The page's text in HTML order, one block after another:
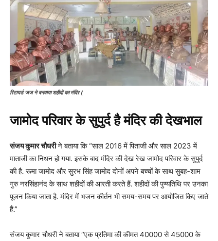
रिटायर्ड जज ने बनवाया शहीदों का मंदिर (
जामोद परिवार के सुपुर्द है मंदिर की देखभाल
संजय कुमार चौधरीने बताया कि “साल 2016 में पिताजी और साल 2023 में
माताजी का निधन हो गया. इसके बाद मंदिर की देख रेख जामोद परिवार के सुपुर्द
की है. रूमा जामोद और सुरभ सिंह जामोद दोनों अपने बच्चों के साथ सुबह-शाम
गुरु नरसिंहानंद के साथ शहीदों की आरती करते हैं. शहीदों की पुण्यतिथि पर उनका
पूजन किया जाता है. मंदिर में भजन कीर्तन भी समय-समय पर आयोजित किए जाते
हैं.”
संजय कुमार चौधरी ने बताया “एक प्रतिमा की कीमत 40000 से 45000 के